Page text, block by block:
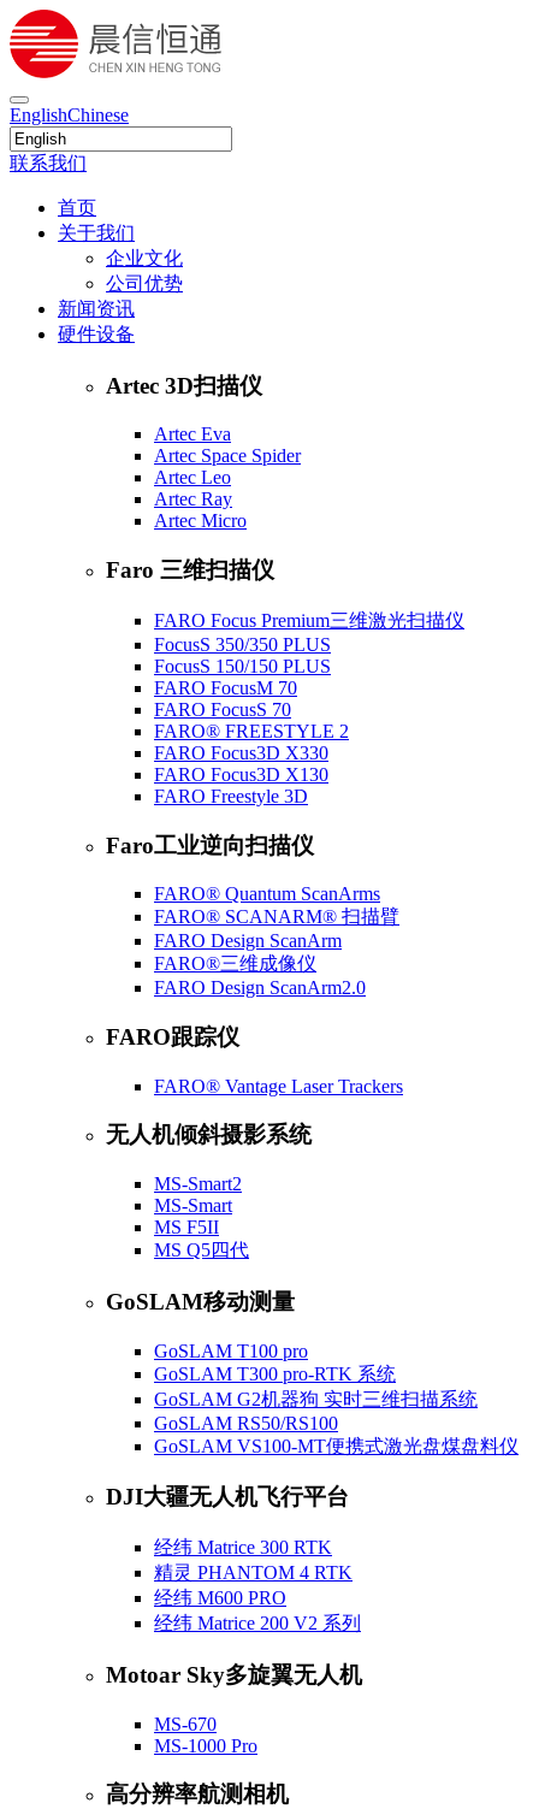
EnglishChinese
联系我们
首页
关于我们
企业文化
公司优势
新闻资讯
硬件设备
Artec 3D扫描仪
Artec Eva
Artec Space Spider
Artec Leo
Artec Ray
Artec Micro
Faro 三维扫描仪
FARO Focus Premium三维激光扫描仪
FocusS 350/350 PLUS
FocusS 150/150 PLUS
FARO FocusM 70
FARO FocusS 70
FARO® FREESTYLE 2
FARO Focus3D X330
FARO Focus3D X130
FARO Freestyle 3D
Faro工业逆向扫描仪
FARO® Quantum ScanArms
FARO® SCANARM® 扫描臂
FARO Design ScanArm
FARO®三维成像仪
FARO Design ScanArm2.0
FARO跟踪仪
FARO® Vantage Laser Trackers
无人机倾斜摄影系统
MS-Smart2
MS-Smart
MS F5II
MS Q5四代
GoSLAM移动测量
GoSLAM T100 pro
GoSLAM T300 pro-RTK 系统
GoSLAM G2机器狗 实时三维扫描系统
GoSLAM RS50/RS100
GoSLAM VS100-MT便携式激光盘煤盘料仪
DJI大疆无人机飞行平台
经纬 Matrice 300 RTK
精灵 PHANTOM 4 RTK
经纬 M600 PRO
经纬 Matrice 200 V2 系列
Motoar Sky多旋翼无人机
MS-670
MS-1000 Pro
高分辨率航测相机